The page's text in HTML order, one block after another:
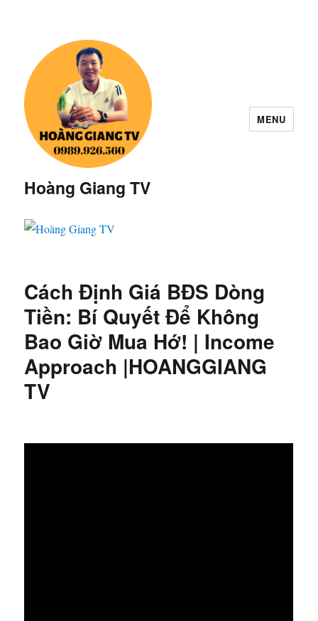
Hoàng Giang TV
MENU
Cách Định Giá BĐS Dòng
Tiền: Bí Quyết Để Không
Bao Giờ Mua Hớ! | Income
Approach |HOANGGIANG
TV